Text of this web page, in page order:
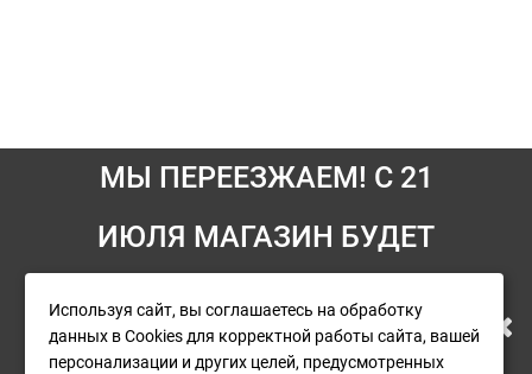
МЫ ПЕРЕЕЗЖАЕМ! С 21
ИЮЛЯ МАГАЗИН БУДЕТ
РАБОТАТЬ ПО НОВОМУ
АДРЕСУ. ПОДРОБНАЯ
Информация
Условия возврата
О компании
Доставка
Используя сайт, вы соглашаетесь на обработку
данных в Cookies для корректной работы сайта, вашей
персонализации и других целей, предусмотренных